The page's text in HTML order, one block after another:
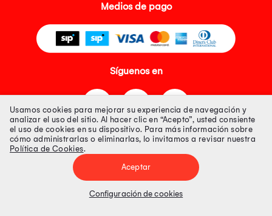
Medios de pago
Síguenos en
Tienda 100% Segura
Tiendas Peruanas S.A. R.U.C. Nº 20493020618. Todos los derechos
Precios disponibles solo en www.oechsle.pe. Precios online publicados
Usamos cookies para mejorar su experiencia de navegación y
analizar el uso del sitio. Al hacer clic en “Acepto”, usted consiente
el uso de cookies en su dispositivo. Para más información sobre
cómo administrarlas o eliminarlas, lo invitamos a revisar nuestra
Política de Cookies.
Aceptar
Configuración de cookies